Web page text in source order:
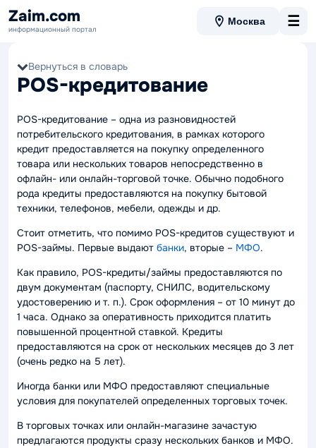
Zaim.com
информационный портал
Москва ☰
Вернуться в словарь
POS-кредитование
POS-кредитование – одна из разновидностей
потребительского кредитования, в рамках которого
кредит предоставляется на покупку определенного
товара или нескольких товаров непосредственно в
офлайн- или онлайн-торговой точке. Обычно подобного
рода кредиты предоставляются на покупку бытовой
техники, телефонов, мебели, одежды и др.
Стоит отметить, что помимо POS-кредитов существуют и
POS-займы. Первые выдают банки, вторые – МФО.
Как правило, POS-кредиты/займы предоставляются по
двум документам (паспорту, СНИЛС, водительскому
удостоверению и т. п.). Срок оформления – от 10 минут до
1 часа. Однако за оперативность приходится платить
повышенной процентной ставкой. Кредиты
предоставляются на срок от нескольких месяцев до 3 лет
(очень редко на 5 лет).
Иногда банки или МФО предоставляют специальные
условия для покупателей определенных торговых точек.
В торговых точках или онлайн-магазине зачастую
предлагаются продукты сразу нескольких банков и МФО.